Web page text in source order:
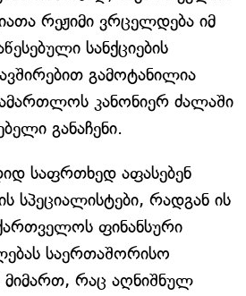
რეჟიმი ვრცელდება იმ
სანქციების
გამოტანილია
კანონიერ ძალაში
განაჩენი.
საფრთხედ აფასებენ
სპეციალისტები, რადგან ის
ფინანსური
საერთაშორისო
მიმართ, რაც აღნიშნულ